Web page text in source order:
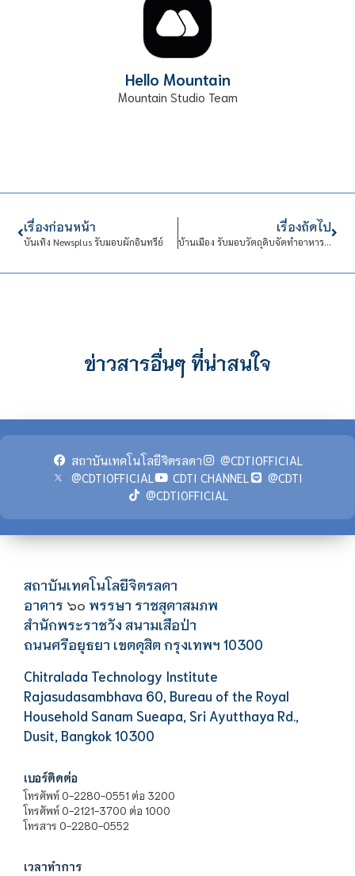
Hello Mountain
Mountain Studio Team
เรื่องก่อนหน้า
บันเทิง Newsplus รับมอบผักอินทรีย์
เรื่องถัดไป
บ้านเมือง รับมอบวัตถุดิบจัดทำอาหารกล่อง
ข่าวสารอื่นๆ ที่น่าสนใจ
สถาบันเทคโนโลยีจิตรลดา
@CDTIOFFICIAL
@CDTIOFFICIAL
CDTI CHANNEL
@CDTI
@CDTIOFFICIAL
สถาบันเทคโนโลยีจิตรลดา
อาคาร ๖๐ พรรษา ราชสุดาสมภพ
สำนักพระราชวัง สนามเสือป่า
ถนนศรีอยุธยา เขตดุสิต กรุงเทพฯ 10300
Chitralada Technology Institute
Rajasudasambhava 60, Bureau of the Royal
Household Sanam Sueapa, Sri Ayutthaya Rd.,
Dusit, Bangkok 10300
เบอร์ติดต่อ
โทรศัพท์ 0-2280-0551 ต่อ 3200
โทรศัพท์ 0-2121-3700 ต่อ 1000
โทรสาร 0-2280-0552
เวลาทำการ